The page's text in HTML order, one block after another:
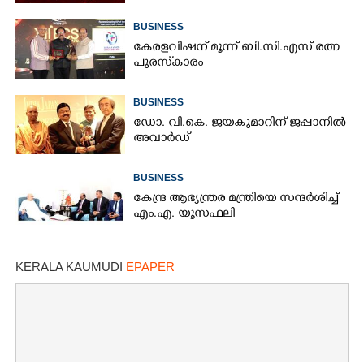
BUSINESS
കേരളവിഷന് മൂന്ന് ബി.സി.എസ് രത്ന
പുരസ്‌കാരം
BUSINESS
ഡോ. വി.കെ. ജയകുമാറിന് ജപ്പാനിൽ
അവാർഡ്
BUSINESS
കേന്ദ്ര ആഭ്യന്ത്രര മന്ത്രിയെ സന്ദർശിച്ച്
എം.എ. യൂസഫലി
KERALA KAUMUDI EPAPER